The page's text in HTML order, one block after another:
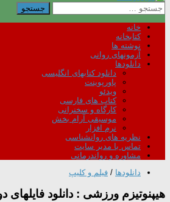
جستجو
برای:
خانه
کتابخانه
نوشته ها
آزمونهای روانی
دانلودها
دانلود کتابهای انگلیسی
پاورپوینت
ویدئو
کتاب های فارسی
کارگاه و سخنرانی
موسیقی آرام بخش
نرم افزار
نظریه های روانشناسی
تماس با مدیر سایت
مشاوره و رواندرمانی
دانلودها / فیلم و کلیپ
هیپنوتیزم ورزشی : دانلود